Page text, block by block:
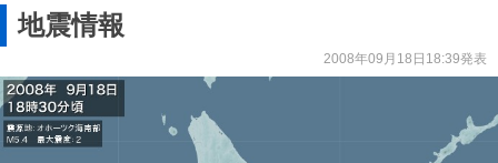
地震情報
2008年09月18日18:39発表